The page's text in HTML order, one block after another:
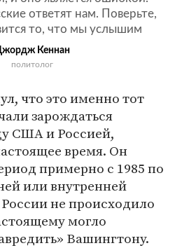
ответят нам. Поверьте,
то, что мы услышим
Кеннан
политолог
что это именно тот
зарождаться
США и Россией,
время. Он
примерно с 1985 по
или внутренней
не происходило
могло
Вашингтону.